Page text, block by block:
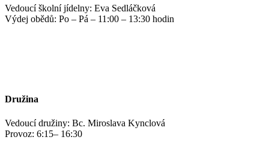
Vedoucí školní jídelny: Eva Sedláčková
Výdej obědů: Po – Pá – 11:00 – 13:30 hodin
Družina
Vedoucí družiny: Bc. Miroslava Kynclová
Provoz: 6:15– 16:30